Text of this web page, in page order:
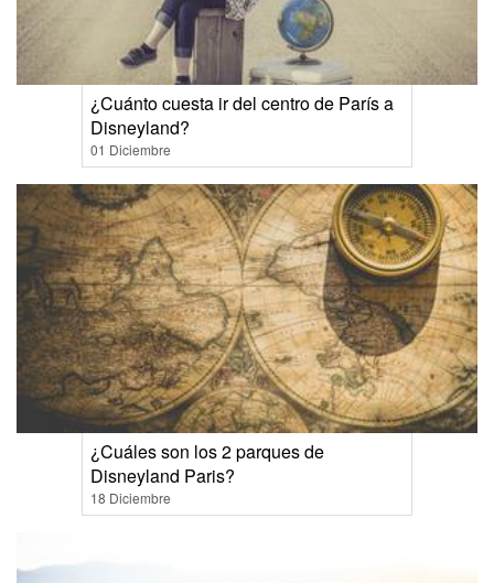
¿Cuánto cuesta ir del centro de París a
Disneyland?
01 Diciembre
¿Cuáles son los 2 parques de
Disneyland Paris?
18 Diciembre